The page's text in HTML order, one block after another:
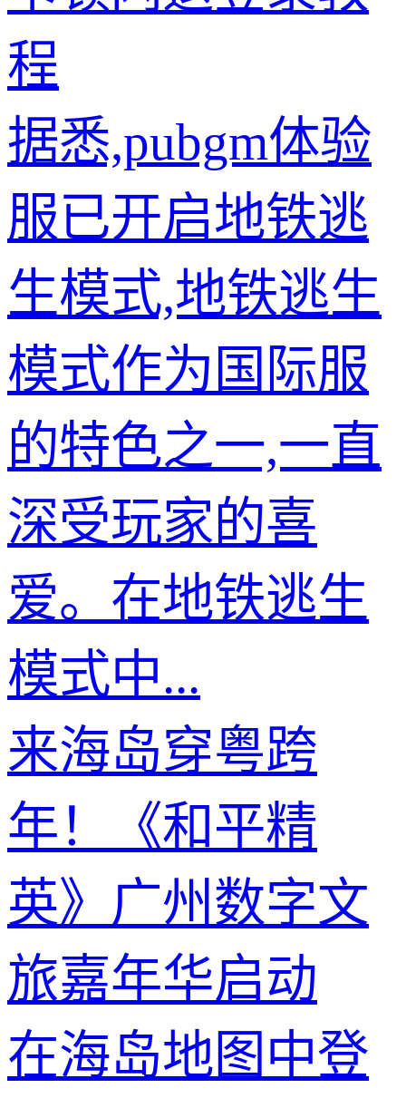
程
据悉,pubgm体验
服已开启地铁逃
生模式,地铁逃生
模式作为国际服
的特色之一,一直
深受玩家的喜
爱。在地铁逃生
模式中...
来海岛穿粤跨
年！《和平精
英》广州数字文
旅嘉年华启动
在海岛地图中登